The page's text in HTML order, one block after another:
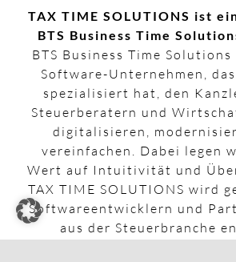
TAX TIME SOLUTIONS ist
BTS Business Time
BTS Business Time
Software-Unternehmen,
spezialisiert hat, den
Steuerberatern und
digitalisieren,
vereinfachen. Dabei legen
Wert auf Intuitivität und
TAX TIME SOLUTIONS wird
Softwareentwicklern und
aus der Steuerbranche